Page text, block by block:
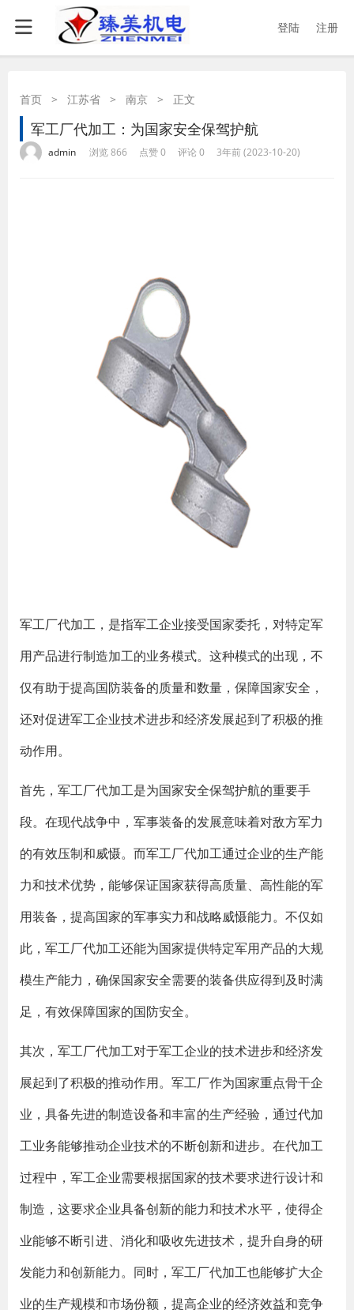
登陆 注册
首页 > 江苏省 > 南京 > 正文
军工厂代加工：为国家安全保驾护航
admin 浏览 866 点赞 0 评论 0 3年前 (2023-10-20)
军工厂代加工，是指军工企业接受国家委托，对特定军
用产品进行制造加工的业务模式。这种模式的出现，不
仅有助于提高国防装备的质量和数量，保障国家安全，
还对促进军工企业技术进步和经济发展起到了积极的推
动作用。
首先，军工厂代加工是为国家安全保驾护航的重要手
段。在现代战争中，军事装备的发展意味着对敌方军力
的有效压制和威慑。而军工厂代加工通过企业的生产能
力和技术优势，能够保证国家获得高质量、高性能的军
用装备，提高国家的军事实力和战略威慑能力。不仅如
此，军工厂代加工还能为国家提供特定军用产品的大规
模生产能力，确保国家安全需要的装备供应得到及时满
足，有效保障国家的国防安全。
其次，军工厂代加工对于军工企业的技术进步和经济发
展起到了积极的推动作用。军工厂作为国家重点骨干企
业，具备先进的制造设备和丰富的生产经验，通过代加
工业务能够推动企业技术的不断创新和进步。在代加工
过程中，军工企业需要根据国家的技术要求进行设计和
制造，这要求企业具备创新的能力和技术水平，使得企
业能够不断引进、消化和吸收先进技术，提升自身的研
发能力和创新能力。同时，军工厂代加工也能够扩大企
业的生产规模和市场份额，提高企业的经济效益和竞争